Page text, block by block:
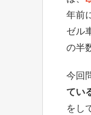
年前
ゼル
の半
今回
てい
をし